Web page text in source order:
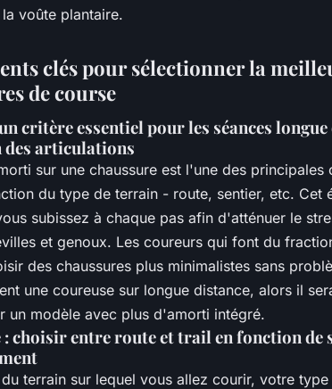
voûte plantaire.
clés pour sélectionner la
de course
critère essentiel pour les séances longue
articulations
sur une chaussure est l'une des principales
du type de terrain - route, sentier, etc. Cet
subissez à chaque pas afin d'atténuer le
et genoux. Les coureurs qui font du
des chaussures plus minimalistes sans
une coureuse sur longue distance, alors il
un modèle avec plus d'amorti intégré.
: choisir entre route et trail en fonction de
terrain sur lequel vous allez courir, votre